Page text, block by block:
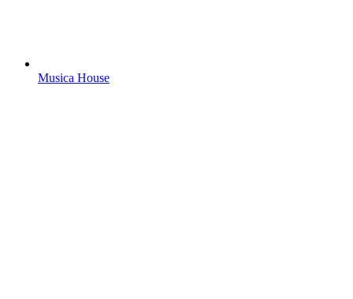
Musica House